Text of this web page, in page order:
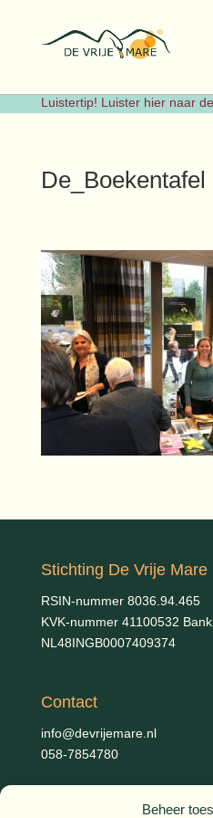
Beheer
Luistertip! Luister hier naar
De_Boekentafel
Stichting De Vrije Mare
RSIN-nummer 8036.94.465
KVK-nummer 41100532
NL48INGB0007409374
Contact
info@devrijemare.nl
058-7854780